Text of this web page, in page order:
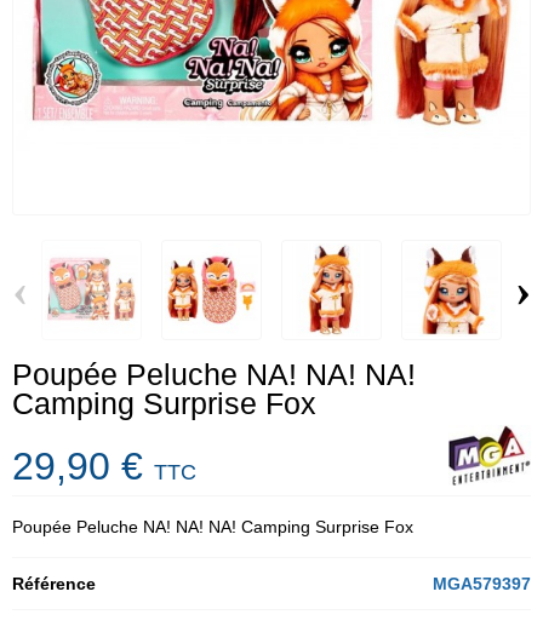
‹ ›
Poupée Peluche NA! NA! NA!
Camping Surprise Fox
29,90 € TTC
Poupée Peluche NA! NA! NA! Camping Surprise Fox
Référence MGA579397